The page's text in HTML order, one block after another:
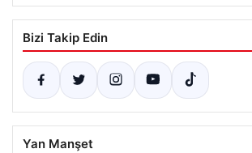
Bizi Takip Edin
Yan Manşet